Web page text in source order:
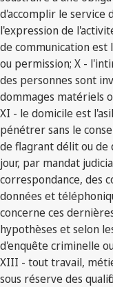
d'accomplir le service
l'expression de
de communication est
ou permission; X -
des personnes sont
dommages matériels
XI - le domicile est
pénétrer sans le
de flagrant délit ou de
jour, par mandat
correspondance, des
données et
concerne ces
hypothèses et selon
d'enquête criminelle
XIII - tout travail,
sous réserve des